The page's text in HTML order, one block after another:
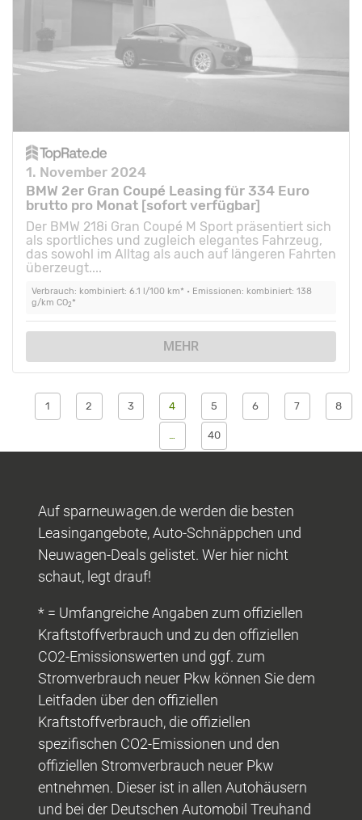
1. November 2024
BMW 2er Gran Coupé Leasing für 334 Euro
brutto pro Monat [sofort verfügbar]
Der BMW 218i Gran Coupé M Sport präsentiert sich
als sportliches und zugleich elegantes Fahrzeug,
das sowohl im Alltag als auch auf längeren Fahrten
überzeugt....
Verbrauch: kombiniert: 6.1 l/100 km* • Emissionen: kombiniert: 138
g/km CO2*
MEHR
1 2 3 4 5 6 7 8
… 40
Auf sparneuwagen.de werden die besten
Leasingangebote, Auto-Schnäppchen und
Neuwagen-Deals gelistet. Wer hier nicht
schaut, legt drauf!
* = Umfangreiche Angaben zum offiziellen
Kraftstoffverbrauch und zu den offiziellen
CO2-Emissionswerten und ggf. zum
Stromverbrauch neuer Pkw können Sie dem
Leitfaden über den offiziellen
Kraftstoffverbrauch, die offiziellen
spezifischen CO2-Emissionen und den
offiziellen Stromverbrauch neuer Pkw
entnehmen. Dieser ist in allen Autohäusern
und bei der Deutschen Automobil Treuhand